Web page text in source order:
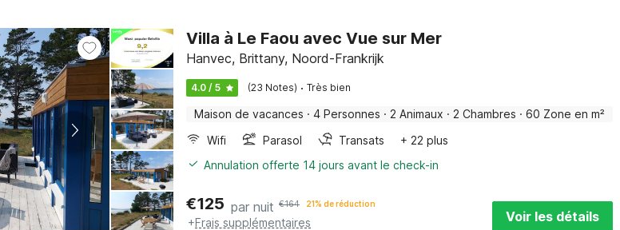
Villa à Le Faou avec Vue sur Mer
Hanvec, Brittany, Noord-Frankrijk
4.0 / 5 (23 Notes) · Très bien
Maison de vacances · 4 Personnes · 2 Animaux · 2 Chambres · 60 Zone en m²
Wifi
Parasol Transats
+ 22 plus
Annulation offerte 14 jours avant le check-in
€125 par nuit €164 21% de réduction
+Frais supplémentaires Voir les détails